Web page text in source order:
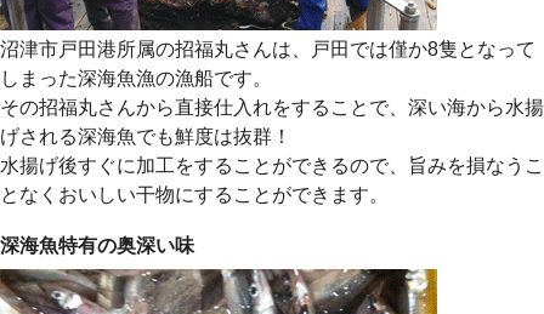
沼津市戸田港所属の招福丸さんは、戸田では僅か8隻となって
しまった深海魚漁の漁船です。
その招福丸さんから直接仕入れをすることで、深い海から水揚
げされる深海魚でも鮮度は抜群！
水揚げ後すぐに加工をすることができるので、旨みを損なうこ
となくおいしい干物にすることができます。
深海魚特有の奥深い味